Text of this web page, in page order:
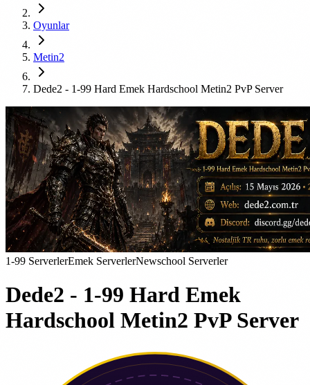
Oyunlar
Metin2
Dede2 - 1-99 Hard Emek Hardschool Metin2 PvP Server
1-99 ServerlerEmek ServerlerNewschool Serverler
Dede2 - 1-99 Hard Emek
Hardschool Metin2 PvP Server